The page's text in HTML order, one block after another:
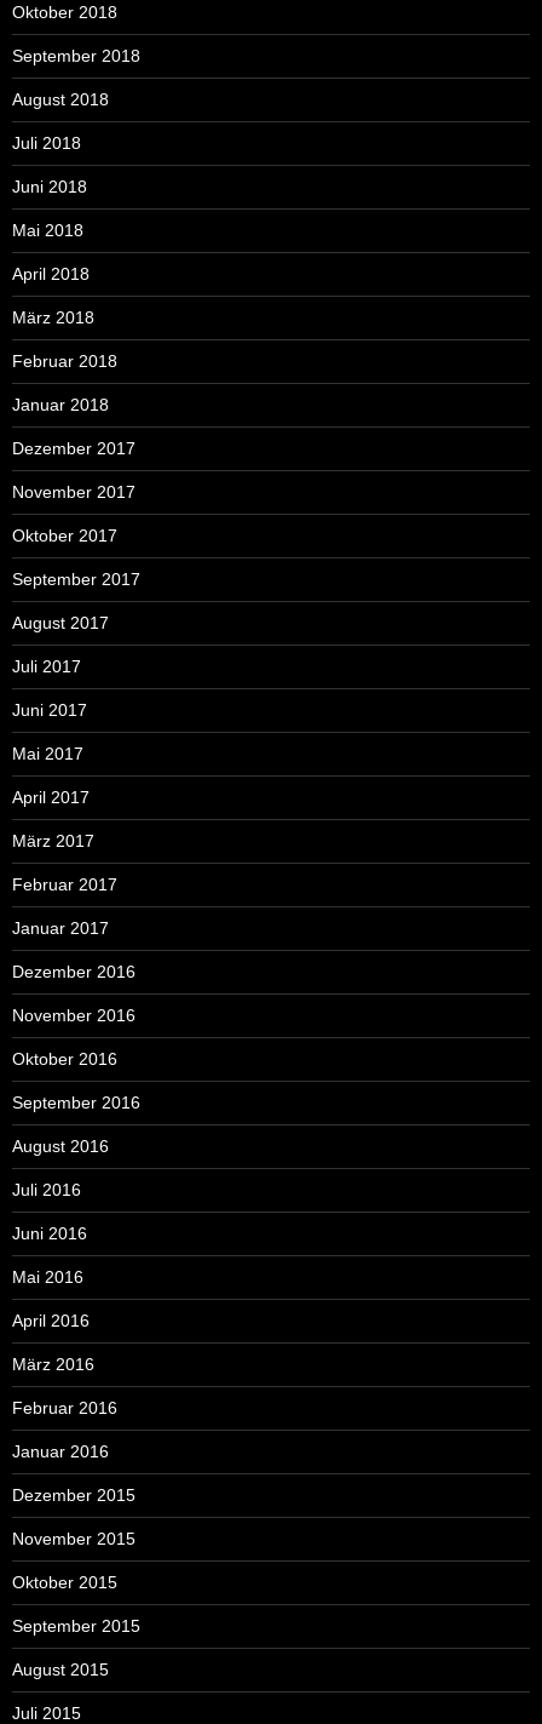
Oktober 2018
September 2018
August 2018
Juli 2018
Juni 2018
Mai 2018
April 2018
März 2018
Februar 2018
Januar 2018
Dezember 2017
November 2017
Oktober 2017
September 2017
August 2017
Juli 2017
Juni 2017
Mai 2017
April 2017
März 2017
Februar 2017
Januar 2017
Dezember 2016
November 2016
Oktober 2016
September 2016
August 2016
Juli 2016
Juni 2016
Mai 2016
April 2016
März 2016
Februar 2016
Januar 2016
Dezember 2015
November 2015
Oktober 2015
September 2015
August 2015
Juli 2015